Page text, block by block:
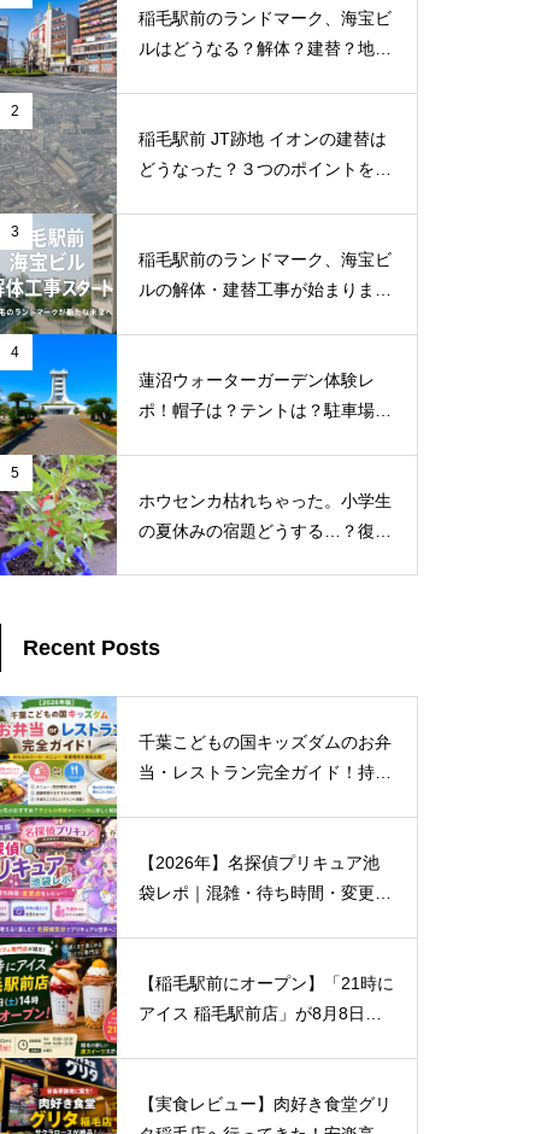
稲毛駅前のランドマーク、海宝ビ
ルはどうなる？解体？建替？地元
2
稲毛駅前 JT跡地 イオンの建替は
どうなった？３つのポイントを調
3
稲毛駅前のランドマーク、海宝ビ
ルの解体・建替工事が始まりまし
4
蓮沼ウォーターガーデン体験レ
ポ！帽子は？テントは？駐車場ま
5
ホウセンカ枯れちゃった。小学生
の夏休みの宿題どうする…？復活
Recent Posts
千葉こどもの国キッズダムのお弁
当・レストラン完全ガイド！持ち
【2026年】名探偵プリキュア池
袋レポ｜混雑・待ち時間・変更点
【稲毛駅前にオープン】「21時に
アイス 稲毛駅前店」が8月8日開
【実食レビュー】肉好き食堂グリ